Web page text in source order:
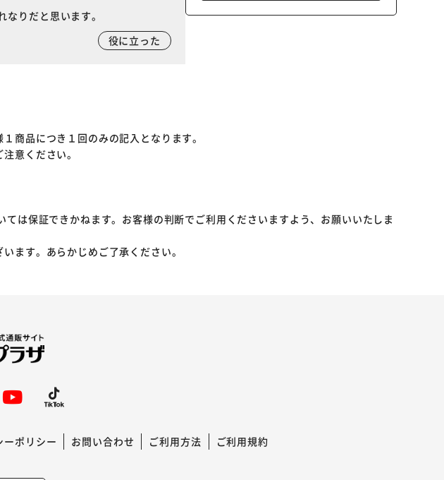
りだと思います。
役に立った
商品につき１回のみの記入となります。
意ください。
は保証できかねます。お客様の判断でご利用くださいますよう、お願いいたしま
ます。あらかじめご了承ください。
ーポリシー お問い合わせ ご利用方法 ご利用規約